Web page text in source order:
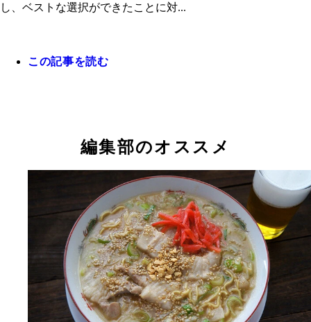
し、ベストな選択ができたことに対...
この記事を読む
編集部のオススメ